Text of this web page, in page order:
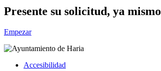
Presente su solicitud, ya mismo
Empezar
Accesibilidad